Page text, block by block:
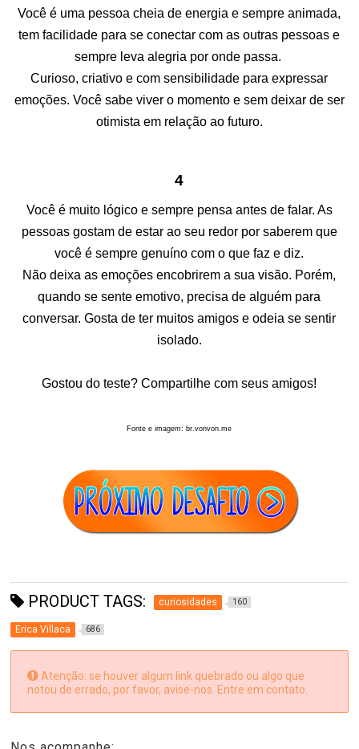
Você é uma pessoa cheia de energia e sempre animada,
tem facilidade para se conectar com as outras pessoas e
sempre leva alegria por onde passa.
Curioso, criativo e com sensibilidade para expressar
emoções. Você sabe viver o momento e sem deixar de ser
otimista em relação ao futuro.
4
Você é muito lógico e sempre pensa antes de falar. As
pessoas gostam de estar ao seu redor por saberem que
você é sempre genuíno com o que faz e diz.
Não deixa as emoções encobrirem a sua visão. Porém,
quando se sente emotivo, precisa de alguém para
conversar. Gosta de ter muitos amigos e odeia se sentir
isolado.
Gostou do teste? Compartilhe com seus amigos!
Fonte e imagem: br.vonvon.me
PRODUCT TAGS: curiosidades 160
Erica Villaca 686
Atenção: se houver algum link quebrado ou algo que
notou de errado, por favor, avise-nos. Entre em contato.